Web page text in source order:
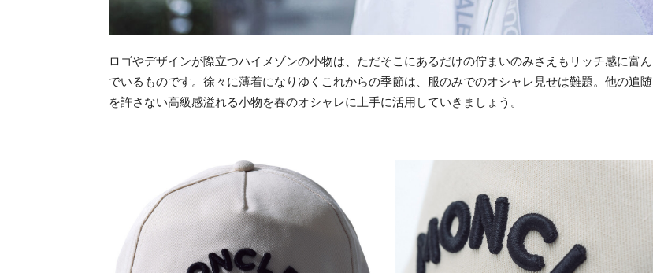
ロゴやデザインが際立つハイメゾンの小物は、ただそこにあるだけの佇まいのみさえもリッチ感に富ん
でいるものです。徐々に薄着になりゆくこれからの季節は、服のみでのオシャレ見せは難題。他の追随
を許さない高級感溢れる小物を春のオシャレに上手に活用していきましょう。